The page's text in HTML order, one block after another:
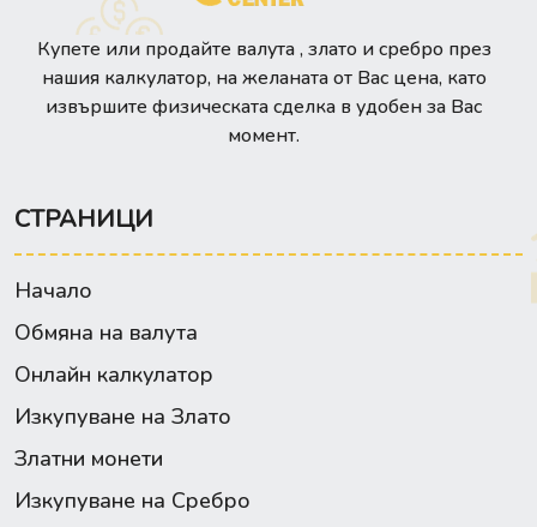
Купете или продайте валута , злато и сребро през
нашия калкулатор, на желаната от Вас цена, като
извършите физическата сделка в удобен за Вас
момент.
СТРАНИЦИ
Начало
Обмяна на валута
Онлайн калкулатор
Изкупуване на Злато
Златни монети
Изкупуване на Сребро